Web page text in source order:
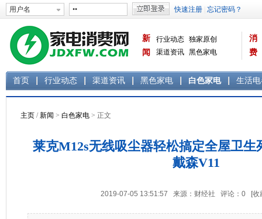
新
闻
行业动态 独家原创
渠道资讯 黑色家电
消
费
首页 行业动态 渠道资讯 黑色家电 白色家电 生活
主页 /新闻 > 白色家电 > 正文
莱克M12s无线吸尘器轻松搞定全屋卫生
戴森V11
2019-07-05 13:51:57 来源：财经社 评论： 0 [收